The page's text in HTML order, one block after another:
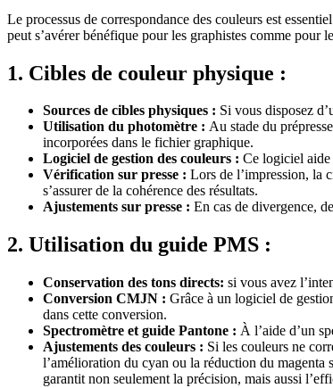
Le processus de correspondance des couleurs est
peut s’avérer bénéfique pour les graphistes comme pour
1. Cibles de couleur physique :
Sources de cibles physiques : Si vous disposez
Utilisation du photomètre : Au stade du
incorporées dans le fichier graphique.
Logiciel de gestion des couleurs : Ce logiciel aide
Vérification sur presse : Lors de l’impression, la
s’assurer de la cohérence des résultats.
Ajustements sur presse : En cas de divergence,
2. Utilisation du guide PMS :
Conservation des tons directs: si vous avez
Conversion CMJN : Grâce à un logiciel de
dans cette conversion.
Spectromètre et guide Pantone : À l’aide d’un
Ajustements des couleurs : Si les couleurs ne
l’amélioration du cyan ou la réduction du magenta
garantit non seulement la précision, mais aussi